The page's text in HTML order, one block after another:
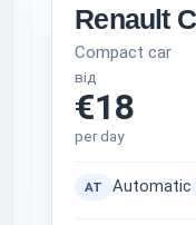
Renault
Compact car
від
€18
per day
AT Automatic